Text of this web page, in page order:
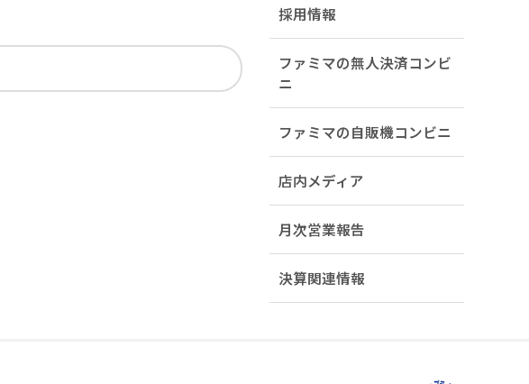
採用情報
ファミマの無人決済コンビ
ニ
ファミマの自販機コンビニ
店内メディア
月次営業報告
決算関連情報